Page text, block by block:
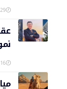
29 يوليو، 2026
16 يوليو، 2026